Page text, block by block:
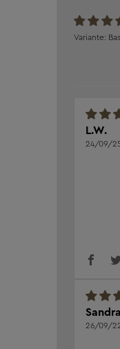
L.W.
24/09/
26/09/